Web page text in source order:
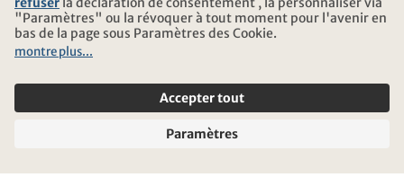
NOS PARTENAIRES
Informations légales et protection des données